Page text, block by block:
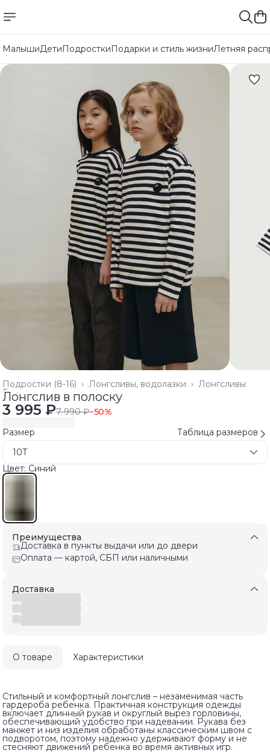
МалышиДетиПодросткиПодарки и стиль жизниЛетняя
Лонгсливы
Лонгсливы, водолазки ›
Подростки (8-16) ›
Главная ›
Лонгслив в полоску
3 995 ₽7 990 ₽−50%
Размер
Таблица размеров
10T
Цвет: Синий
Преимущества
Доставка в пункты выдачи или до двери
Оплата — картой, СБП или наличными
Доставка
О товаре Характеристики
Стильный и комфортный лонгслив – незаменимая часть
гардероба ребенка. Практичная конструкция одежды
включает длинный рукав и округлый вырез горловины,
обеспечивающий удобство при надевании. Рукава без
манжет и низ изделия обработаны классическим швом с
подворотом, поэтому надежно удерживают форму и не
стесняют движений ребенка во время активных игр.